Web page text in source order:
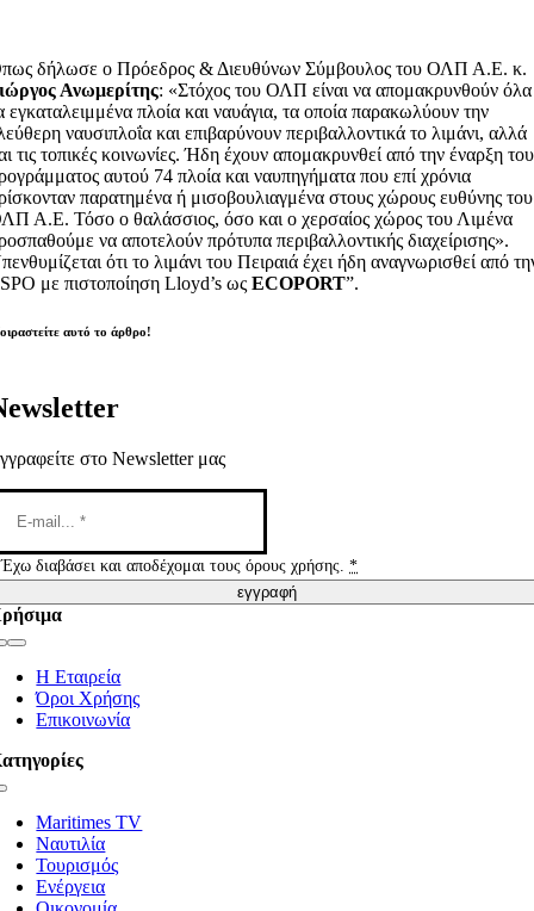
δήλωσε ο Πρόεδρος & Διευθύνων Σύμβουλος του ΟΛΠ Α.Ε. κ.
Ανωμερίτης: «Στόχος του ΟΛΠ είναι να απομακρυνθούν όλα
εγκαταλειμμένα πλοία και ναυάγια, τα οποία παρακωλύουν την
ναυσιπλοΐα και επιβαρύνουν περιβαλλοντικά το λιμάνι, αλλά
τις τοπικές κοινωνίες. Ήδη έχουν απομακρυνθεί από την έναρξη του
αυτού 74 πλοία και ναυπηγήματα που επί χρόνια
παρατημένα ή μισοβουλιαγμένα στους χώρους ευθύνης του
Α.Ε. Τόσο ο θαλάσσιος, όσο και ο χερσαίος χώρος του Λιμένα
να αποτελούν πρότυπα περιβαλλοντικής διαχείρισης».
ότι το λιμάνι του Πειραιά έχει ήδη αναγνωρισθεί από
με πιστοποίηση Lloyd’s ωςECOPORT”.
αυτό το άρθρο!
στο Newsletter μας
Έχω διαβάσει και αποδέχομαι τους όρους χρήσης.*
εγγραφή
Η Εταιρεία
Όροι Χρήσης
Επικοινωνία
Maritimes TV
Ναυτιλία
Τουρισμός
Ενέργεια